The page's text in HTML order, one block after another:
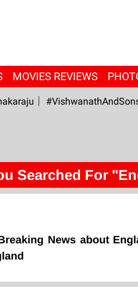
MOVIES REVIEWS
Searched For
News about